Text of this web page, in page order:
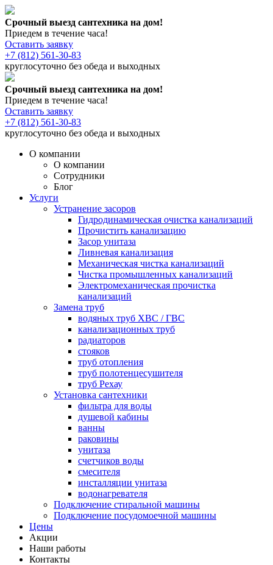
Срочный выезд сантехника на дом!
Приедем в течение часа!
Оставить заявку
+7 (812) 561-30-83
круглосуточно без обеда и выходных
Срочный выезд сантехника на дом!
Приедем в течение часа!
Оставить заявку
+7 (812) 561-30-83
круглосуточно без обеда и выходных
О компании
О компании
Сотрудники
Блог
Услуги
Устранение засоров
Гидродинамическая очистка канализаций
Прочистить канализацию
Засор унитаза
Ливневая канализация
Механическая чистка канализаций
Чистка промышленных канализаций
Электромеханическая прочистка
канализаций
Замена труб
водяных труб ХВС / ГВС
канализационных труб
радиаторов
стояков
труб отопления
труб полотенцесушителя
труб Рехау
Установка сантехники
фильтра для воды
душевой кабины
ванны
раковины
унитаза
счетчиков воды
смесителя
инсталляции унитаза
водонагревателя
Подключение стиральной машины
Подключение посудомоечной машины
Цены
Акции
Наши работы
Контакты